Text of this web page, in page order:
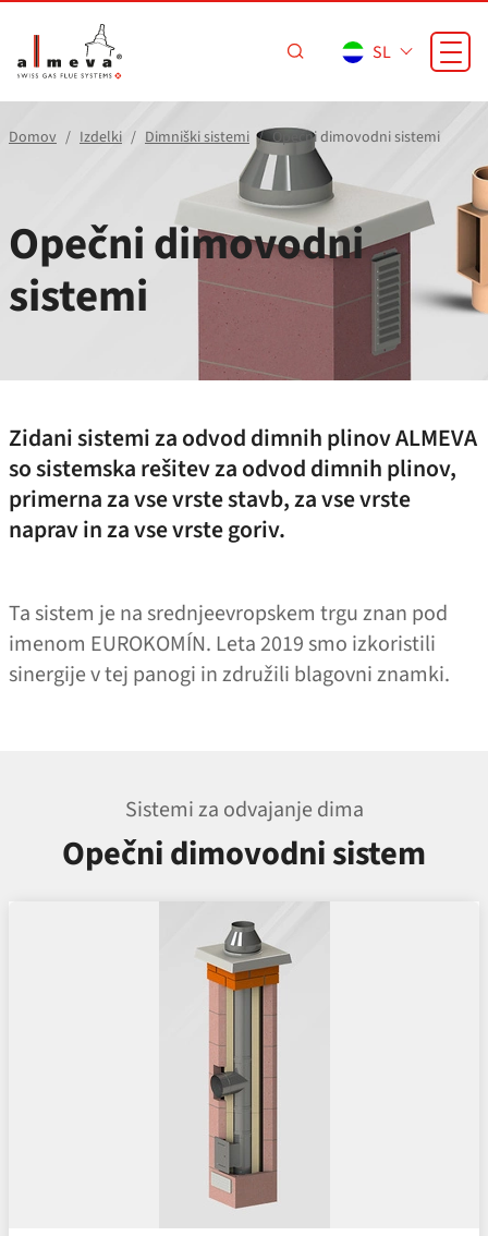
SL
Domov Izdelki Dimniški sistemi Opečni dimovodni sistemi
Opečni dimovodni
sistemi
Zidani sistemi za odvod dimnih plinov ALMEVA
so sistemska rešitev za odvod dimnih plinov,
primerna za vse vrste stavb, za vse vrste
naprav in za vse vrste goriv.
Ta sistem je na srednjeevropskem trgu znan pod
imenom EUROKOMÍN. Leta 2019 smo izkoristili
sinergije v tej panogi in združili blagovni znamki.
Sistemi za odvajanje dima
Opečni dimovodni sistem